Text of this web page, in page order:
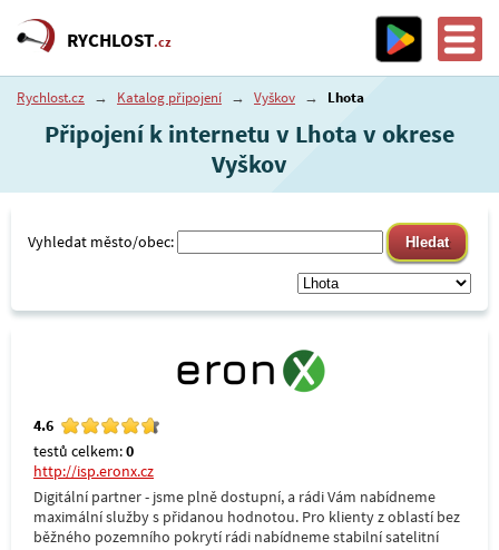
RYCHLOST.cz
Rychlost.cz → Katalog připojení → Vyškov → Lhota
Připojení k internetu v Lhota v okrese
Vyškov
Vyhledat město/obec:
4.6
testů celkem:0
http://isp.eronx.cz
Digitální partner - jsme plně dostupní, a rádi Vám nabídneme
maximální služby s přidanou hodnotou. Pro klienty z oblastí bez
běžného pozemního pokrytí rádi nabídneme stabilní satelitní